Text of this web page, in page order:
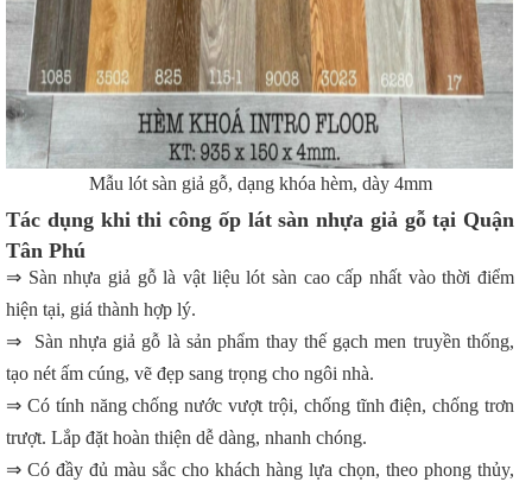
Mẫu lót sàn giả gỗ, dạng khóa hèm, dày 4mm
Tác dụng khi thi công ốp lát sàn nhựa giả gỗ tại Quận
Tân Phú
⇒ Sàn nhựa giả gỗ là vật liệu lót sàn cao cấp nhất vào thời điểm
hiện tại, giá thành hợp lý.
⇒ Sàn nhựa giả gỗ là sản phẩm thay thế gạch men truyền thống,
tạo nét ấm cúng, vẽ đẹp sang trọng cho ngôi nhà.
⇒ Có tính năng chống nước vượt trội, chống tĩnh điện, chống trơn
trượt. Lắp đặt hoàn thiện dễ dàng, nhanh chóng.
⇒ Có đầy đủ màu sắc cho khách hàng lựa chọn, theo phong thủy,